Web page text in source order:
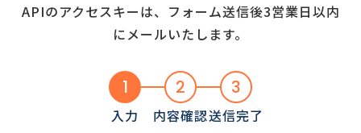
APIのアクセスキーは、フォーム送信後3営業日以内
にメールいたします。
1
入力
2
内容確認
3
送信完了